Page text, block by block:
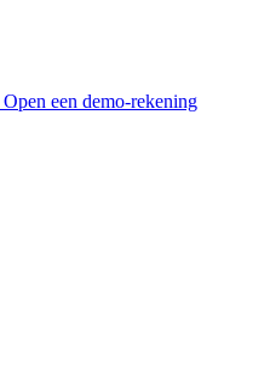
Open een demo-rekening